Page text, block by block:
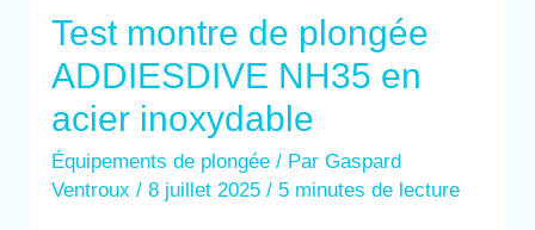
Test montre de plongée
ADDIESDIVE NH35 en
acier inoxydable
Équipements de plongée / ParGaspard
Ventroux/8 juillet 2025/ 5 minutes de lecture